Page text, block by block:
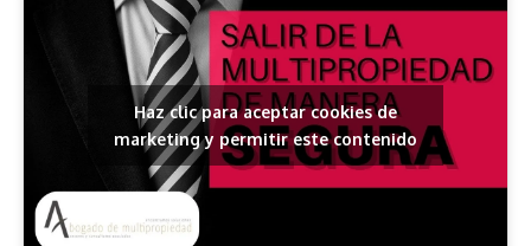
Haz clic para aceptar cookies de
marketing y permitir este contenido